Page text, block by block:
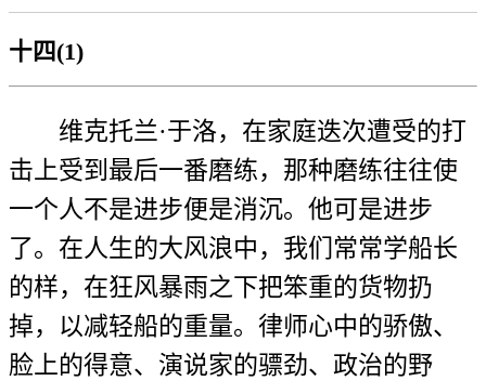
十四(1)
维克托兰·于洛，在家庭迭次遭受的打
击上受到最后一番磨练，那种磨练往往使
一个人不是进步便是消沉。他可是进步
了。在人生的大风浪中，我们常常学船长
的样，在狂风暴雨之下把笨重的货物扔
掉，以减轻船的重量。律师心中的骄傲、
脸上的得意、演说家的骠劲、政治的野